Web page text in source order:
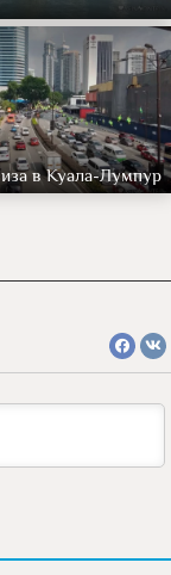
в Куала-Лумпур